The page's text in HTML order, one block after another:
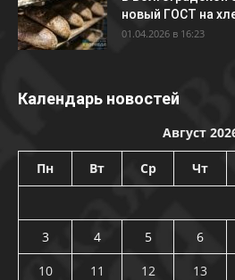
новый ГОСТ на
01.04.2026 в 16:23
Календарь новостей
Август
Пн Вт Ср Чт
3
4 5 6
10
11 12 13